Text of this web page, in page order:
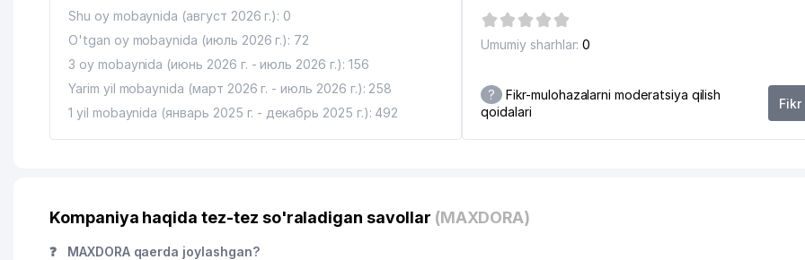
Shu oy mobaynida (август 2026 г.): 0
O'tgan oy mobaynida (июль 2026 г.): 72
3 oy mobaynida (июнь 2026 г. - июль 2026 г.): 156
Yarim yil mobaynida (март 2026 г. - июль 2026 г.): 258
1 yil mobaynida (январь 2025 г. - декабрь 2025 г.): 492
Umumiy sharhlar: 0
?
Fikr-mulohazalarni moderatsiya qilish
qoidalari
Kompaniya haqida tez-tez so'raladigan savollar (MAXDORA)
❓ MAXDORA qaerda joylashgan?